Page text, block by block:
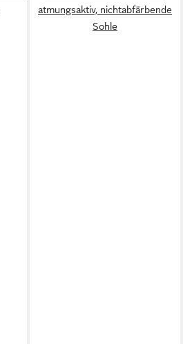
atmungsaktiv, nichtabfärbende
Sohle